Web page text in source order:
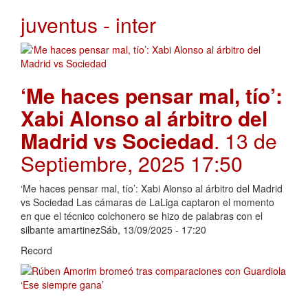
juventus - inter
‘Me haces pensar mal, tío’:
Xabi Alonso al árbitro del
Madrid vs Sociedad. 13 de
Septiembre, 2025 17:50
‘Me haces pensar mal, tío’: Xabi Alonso al árbitro del Madrid
vs Sociedad Las cámaras de LaLiga captaron el momento
en que el técnico colchonero se hizo de palabras con el
silbante amartinezSáb, 13/09/2025 - 17:20
Record